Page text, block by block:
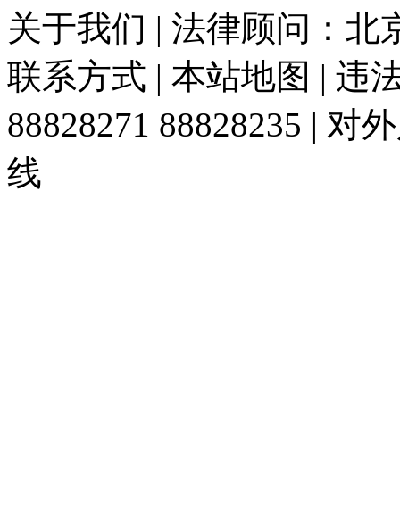
关于我们 | 法律顾问：北
联系方式 | 本站地图 | 违
88828271 88828235 | 对
线